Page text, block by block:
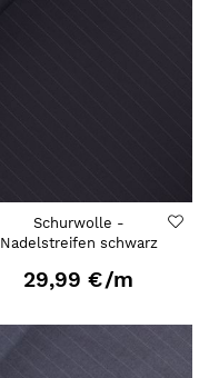
Schurwolle -
Nadelstreifen schwarz
29,99 €/m